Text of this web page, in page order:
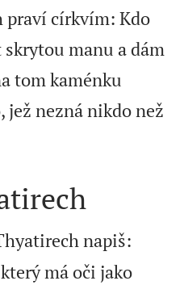
praví církvím: Kdo
manu a dám
tom kaménku
jež nezná nikdo než
napiš:
má oči jako